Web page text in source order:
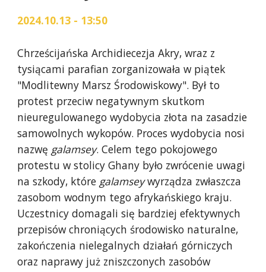
2024.10.13 - 13:50
Chrześcijańska Archidiecezja Akry, wraz z
tysiącami parafian zorganizowała w piątek
"Modlitewny Marsz Środowiskowy". Był to
protest przeciw negatywnym skutkom
nieuregulowanego wydobycia złota na zasadzie
samowolnych wykopów. Proces wydobycia nosi
nazwę galamsey. Celem tego pokojowego
protestu w stolicy Ghany było zwrócenie uwagi
na szkody, które galamseywyrządza zwłaszcza
zasobom wodnym tego afrykańskiego kraju.
Uczestnicy domagali się bardziej efektywnych
przepisów chroniących środowisko naturalne,
zakończenia nielegalnych działań górniczych
oraz naprawy już zniszczonych zasobów